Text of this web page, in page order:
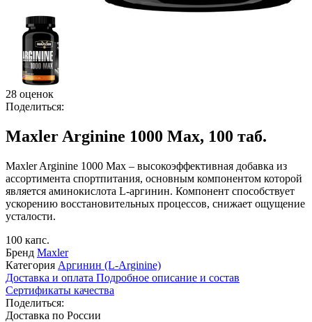
28 оценок
Поделиться:
Maxler Arginine 1000 Max, 100 таб.
Maxler Arginine 1000 Max – высокоэффективная добавка из
ассортимента спортпитания, основным компонентом которой
является аминокислота L-аргинин. Компонент способствует
ускорению восстановительных процессов, снижает ощущение
усталости.
100 капс.
Бренд Maxler
Категория Аргинин (L-Arginine)
Доставка и оплата Подробное описание и состав
Сертификаты качества
Поделиться:
Доставка по России